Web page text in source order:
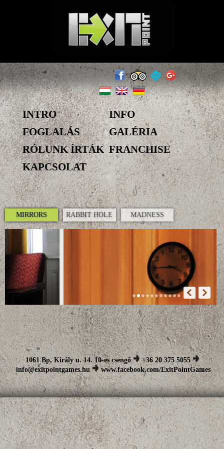
INTRO
INFO
FOGLALÁS
GALÉRIA
RÓLUNK ÍRTÁK FRANCHISE
KAPCSOLAT
MIRRORS RABBIT HOLE MADNESS
1061 Bp, Király u. 14. 10-es csengő
+36 20 375 5055
info@exitpointgames.hu
www.facebook.com/ExitPointGames